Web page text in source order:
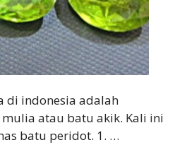
di indonesia adalah
atau batu akik. Kali ini
batu peridot. 1. …